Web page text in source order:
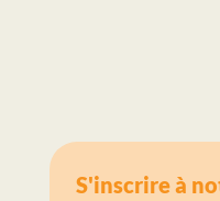
S'inscrire à